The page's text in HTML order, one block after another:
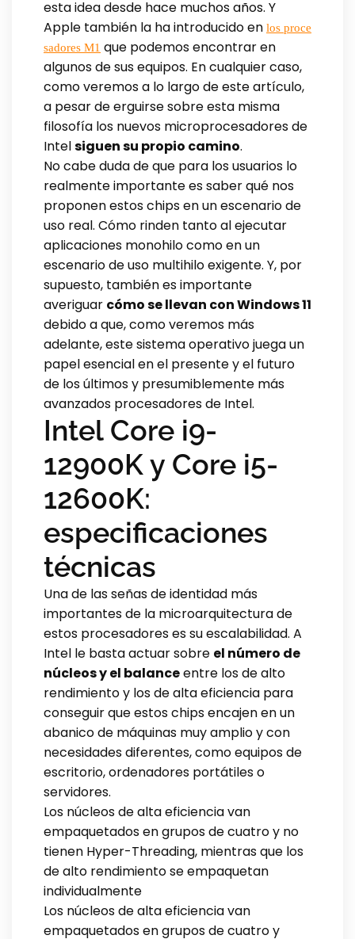
esta idea desde hace muchos años. Y
Apple también la ha introducido en los proce
sadores M1 que podemos encontrar en
algunos de sus equipos. En cualquier caso,
como veremos a lo largo de este artículo,
a pesar de erguirse sobre esta misma
filosofía los nuevos microprocesadores de
Intelsiguen su propio camino.
No cabe duda de que para los usuarios lo
realmente importante es saber qué nos
proponen estos chips en un escenario de
uso real. Cómo rinden tanto al ejecutar
aplicaciones monohilo como en un
escenario de uso multihilo exigente. Y, por
supuesto, también es importante
averiguar cómo se llevan con Windows 11
debido a que, como veremos más
adelante, este sistema operativo juega un
papel esencial en el presente y el futuro
de los últimos y presumiblemente más
avanzados procesadores de Intel.
Intel Core i9-
12900K y Core i5-
12600K:
especificaciones
técnicas
Una de las señas de identidad más
importantes de la microarquitectura de
estos procesadores es su escalabilidad. A
Intel le basta actuar sobre el número de
núcleos y el balanceentre los de alto
rendimiento y los de alta eficiencia para
conseguir que estos chips encajen en un
abanico de máquinas muy amplio y con
necesidades diferentes, como equipos de
escritorio, ordenadores portátiles o
servidores.
Los núcleos de alta eficiencia van
empaquetados en grupos de cuatro y no
tienen Hyper-Threading, mientras que los
de alto rendimiento se empaquetan
individualmente
Los núcleos de alta eficiencia van
empaquetados en grupos de cuatro y